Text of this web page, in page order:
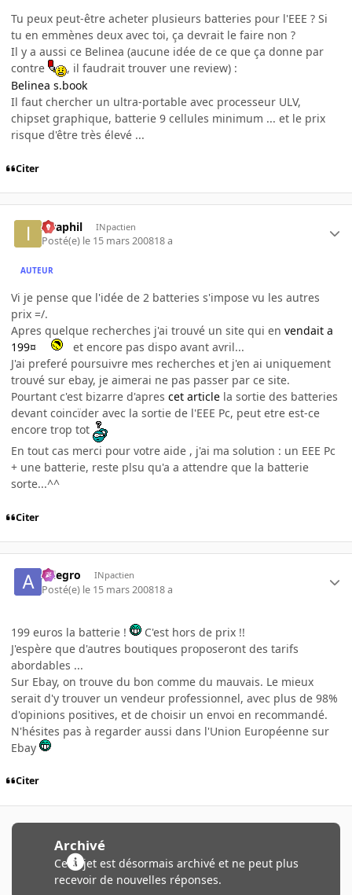
Tu peux peut-être acheter plusieurs batteries pour l'EEE ? Si
tu en emmènes deux avec toi, ça devrait le faire non ?
Il y a aussi ce Belinea (aucune idée de ce que ça donne par
contre
, il faudrait trouver une review) :
Belinea s.book
Il faut chercher un ultra-portable avec processeur ULV,
chipset graphique, batterie 9 cellules minimum ... et le prix
risque d'être très élevé ...
Citer
Israphil INpactien
Posté(e) le 15 mars 200818 a
AUTEUR
Vi je pense que l'idée de 2 batteries s'impose vu les autres
prix =/.
Apres quelque recherches j'ai trouvé un site qui en vendait a
199¤
et encore pas dispo avant avril...
J'ai preferé poursuivre mes recherches et j'en ai uniquement
trouvé sur ebay, je aimerai ne pas passer par ce site.
Pourtant c'est bizarre d'apres cet article la sortie des batteries
devant coincïder avec la sortie de l'EEE Pc, peut etre est-ce
encore trop tot
En tout cas merci pour votre aide , j'ai ma solution : un EEE Pc
+ une batterie, reste plsu qu'a a attendre que la batterie
sorte...^^
Citer
Allegro INpactien
Posté(e) le 15 mars 200818 a
199 euros la batterie !
C'est hors de prix !!
J'espère que d'autres boutiques proposeront des tarifs
abordables ...
Sur Ebay, on trouve du bon comme du mauvais. Le mieux
serait d'y trouver un vendeur professionnel, avec plus de 98%
d'opinions positives, et de choisir un envoi en recommandé.
N'hésites pas à regarder aussi dans l'Union Européenne sur
Ebay
Citer
Archivé
Ce sujet est désormais archivé et ne peut plus
recevoir de nouvelles réponses.